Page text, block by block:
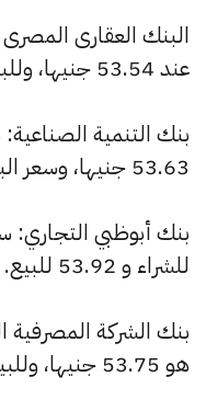
البنك العقارى المصرى
عند 53.54 جنيها، وللبيع عند 53.88 جنيها.
بنك التنمية
53.63 جنيها، وسعر البيع هو 54.02 جنيها.
للشراء و 53.92 للبيع.
بنك الشركة المصرفية
هو 53.75 جنيها، وللبيع 53.96 جنيها.